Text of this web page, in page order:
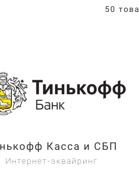
50
Касса и СБП
Интернет-эквайринг